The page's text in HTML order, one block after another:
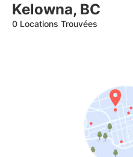
Kelowna, BC
0 Locations Trouvées
Date: les plus anciens d’abord